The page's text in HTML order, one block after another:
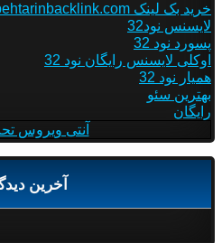
خرید بک لینک behtarinbacklink.com
لایسنس نود32
پسورد نود 32
اوکلی لایسنس رایگان نود 32
همیار نود 32
بهترین سئو
رایگان
آنتی ویروس
آخرین